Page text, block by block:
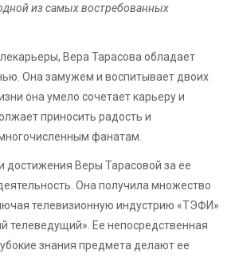
из самых востребованных
Вера Тарасова обладает
Она замужем и воспитывает двоих
она умело сочетает карьеру и
приносить радость и
фанатам.
достижения Веры Тарасовой за ее
Она получила множество
телевизионную индустрию «ТЭФИ»
телеведущий». Ее непосредственная
знания предмета делают ее